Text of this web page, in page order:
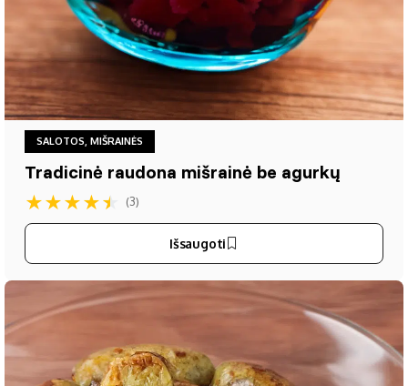
SALOTOS, MIŠRAINĖS
Tradicinė raudona mišrainė be agurkų
★★★★★ (3)
Išsaugoti